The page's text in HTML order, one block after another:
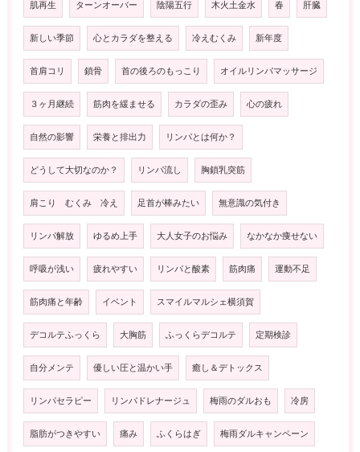
肌再生 ターンオーバー 陰陽五行 木火土金水 春 肝臓
新しい季節 心とカラダを整える 冷えむくみ 新年度
首肩コリ 鎖骨 首の後ろのもっこり オイルリンパマッサージ
３ヶ月継続 筋肉を緩ませる カラダの歪み 心の疲れ
自然の影響 栄養と排出力 リンパとは何か？
どうして大切なのか？ リンパ流し 胸鎖乳突筋
肩こり むくみ 冷え 足首が棒みたい 無意識の気付き
リンパ解放 ゆるめ上手 大人女子のお悩み なかなか痩せない
呼吸が浅い 疲れやすい リンパと酸素 筋肉痛 運動不足
筋肉痛と年齢 イベント スマイルマルシェ横須賀
デコルテふっくら 大胸筋 ふっくらデコルテ 定期検診
自分メンテ 優しい圧と温かい手 癒し＆デトックス
リンパセラピー リンパドレナージュ 梅雨のダルおも 冷房
脂肪がつきやすい 痛み ふくらはぎ 梅雨ダルキャンペーン